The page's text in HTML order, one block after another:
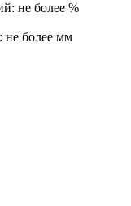
не более %
не более мм